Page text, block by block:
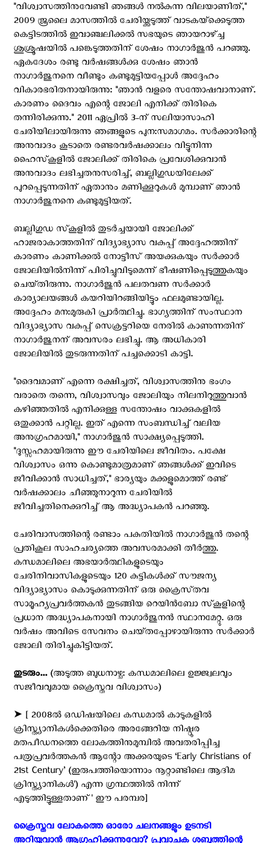
"വിശ്വാസത്തിനുവേണ്ടി ഞങ്ങൾ നൽകുന്ന വിലയാണിത്,"
2009 ജൂലൈ മാസത്തിൽ ചേരിയ്ക്കടുത്ത് വാടകയ്‌ക്കെടുത്ത
കെട്ടിടത്തിൽ ഇവാഞ്ചലിക്കൽ സഭയുടെ ഞായറാഴ്ച്ച
ശുശ്രൂഷയിൽ പങ്കെടുത്തതിന് ശേഷം നാഗാർജുൻ പറഞ്ഞു.
ഏകദേശം രണ്ടു വർഷങ്ങൾക്കു ശേഷം ഞാൻ
നാഗാർജുനനെ വീണ്ടും കണ്ടുമുട്ടിയപ്പോൾ അദ്ദേഹം
വികാരഭരിതനായിരുന്നു: "ഞാൻ വളരെ സന്തോഷവാനാണ്.
കാരണം ദൈവം എന്റെ ജോലി എനിക്ക് തിരികെ
തന്നിരിക്കുന്നു." 2011 ഏപ്രിൽ 3-ന് സലിയാസാഹി
ചേരിയിലായിരുന്നു ഞങ്ങളുടെ പുന:സമാഗമം. സർക്കാരിന്റെ
അനുവാദം കൂടാതെ രണ്ടരവർഷക്കാലം വിട്ടുനിന്ന
ഹൈസ്‌കൂളിൽ ജോലിക്ക് തിരികെ പ്രവേശിക്കുവാൻ
അനുവാദം ലഭിച്ചതനുസരിച്ച്, ബല്ലിഗുഡയിലേക്ക്
പുറപ്പെടുന്നതിന് ഏതാനും മണിക്കൂറുകൾ മുമ്പാണ് ഞാൻ
നാഗാർജുനനെ കണ്ടുമുട്ടിയത്.
ബല്ലിഗുഡ സ്‌കൂളിൽ തുടർച്ചയായി ജോലിക്ക്
ഹാജരാകാത്തതിന് വിദ്യാഭ്യാസ വകുപ്പ് അദ്ദേഹത്തിന്
കാരണം കാണിക്കൽ നോട്ടീസ് അയക്കുകയും സർക്കാർ
ജോലിയിൽനിന്ന് പിരിച്ചുവിടുമെന്ന് ഭീഷണിപ്പെടുത്തുകയും
ചെയ്‌തിരുന്നു. നാഗാർജുൻ പലതവണ സർക്കാർ
കാര്യാലയങ്ങൾ കയറിയിറങ്ങിയിട്ടും ഫലമുണ്ടായില്ല.
അദ്ദേഹം മന:മുരുകി പ്രാർത്ഥിച്ചു. ഭാഗ്യത്തിന് സംസ്ഥാന
വിദ്യാഭ്യാസ വകുപ്പ് സെക്രട്ടറിയെ നേരിൽ കാണുന്നതിന്
നാഗാർജുനന്‌ അവസരം ലഭിച്ചു. ആ അധികാരി
ജോലിയിൽ തുടരുന്നതിന് പച്ചക്കൊടി കാട്ടി.
"ദൈവമാണ് എന്നെ രക്ഷിച്ചത്, വിശ്വാസത്തിനു ഭംഗം
വരാതെ തന്നെ, വിശ്വാസവും ജോലിയും നിലനിറുത്തുവാൻ
കഴിഞ്ഞതിൽ എനിക്കുള്ള സന്തോഷം വാക്കുകളിൽ
ഒതുക്കാൻ പറ്റില്ല. ഇത് എന്നെ സംബന്ധിച്ച് വലിയ
അനുഗ്രഹമായി," നാഗാർജുൻ സാക്ഷ്യപ്പെടുത്തി.
"ദുസ്സഹമായിരുന്നു ഈ ചേരിയിലെ ജീവിതം. പക്ഷേ
വിശ്വാസം ഒന്നു കൊണ്ടുമാത്രമാണ് ഞങ്ങൾക്ക് ഇവിടെ
ജീവിക്കാൻ സാധിച്ചത്," ഭാര്യയും മക്കളുമൊത്ത് രണ്ട്
വർഷക്കാലം ചീഞ്ഞുനാറുന്ന ചേരിയിൽ
ജീവിച്ചതിനെക്കുറിച്ച് ആ അദ്ധ്യാപകൻ പറഞ്ഞു.
ചേരിവാസത്തിന്റെ രണ്ടാം പകുതിയിൽ നാഗാർജുൻ തന്റെ
പ്രതികൂല സാഹചര്യത്തെ അവസരമാക്കി തീർത്തു.
കന്ധമാലിലെ അഭയാർത്ഥികളുടെയും
ചേരിനിവാസികളുടെയും 120 കുട്ടികൾക്ക് സൗജന്യ
വിദ്യാഭ്യാസം കൊടുക്കുന്നതിന് ഒരു ക്രൈസ്‌തവ
സാമൂഹ്യപ്രവർത്തകൻ തുടങ്ങിയ റെയിൻബോ സ്‌കൂളിന്റെ
പ്രധാന അദ്ധ്യാപകനായി നാഗാർജുനൻ സ്ഥാനമേറ്റു. ഒരു
വർഷം അവിടെ സേവനം ചെയ്‌തപ്പോഴായിരുന്നു സർക്കാർ
ജോലി തിരിച്ചുകിട്ടിയത്.
തുടരും...(അടുത്ത ബുധനാഴ്ച: കന്ധമാലിലെ ഉജ്ജ്വലവും
സജീവവുമായ ക്രൈസ്തവ വിശ്വാസം)
➤ [ 2008ൽ ഒഡിഷയിലെ കന്ധമാൽ കാടുകളിൽ
ക്രിസ്ത്യാനികൾക്കെതിരെ അരങ്ങേറിയ നിഷ്ഠൂര
മതപീഡനത്തെ ലോകത്തിനുമുമ്പിൽ അവതരിപ്പിച്ച
പത്രപ്രവർത്തകൻ ആന്റോ അക്കരയുടെ ‘Early Christians of
21st Century’ (ഇരുപത്തിയൊന്നാം നൂറ്റാണ്ടിലെ ആദിമ
ക്രിസ്ത്യാനികൾ') എന്ന ഗ്രന്ഥത്തിൽ നിന്ന്
എടുത്തിട്ടുള്ളതാണ്' ഈ പരമ്പര]
ക്രൈസ്തവ ലോകത്തെ ഓരോ ചലനങ്ങളും ഉടനടി